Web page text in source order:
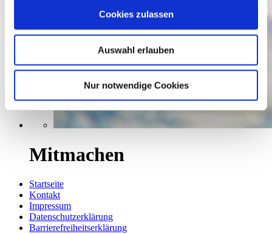
Cookies zulassen
Auswahl erlauben
Nur notwendige Cookies
Mitmachen
Startseite
Kontakt
Impressum
Datenschutzerklärung
Barrierefreiheitserklärung